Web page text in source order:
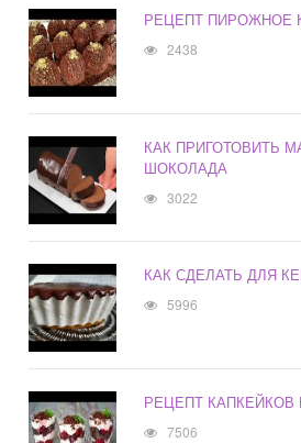
РЕЦЕПТ ПИРОЖНОЕ
2438
КАК ПРИГОТОВИТЬ
ШОКОЛАДА
3022
КАК СДЕЛАТЬ ДЛЯ
5996
РЕЦЕПТ КАПКЕЙКОВ
7506